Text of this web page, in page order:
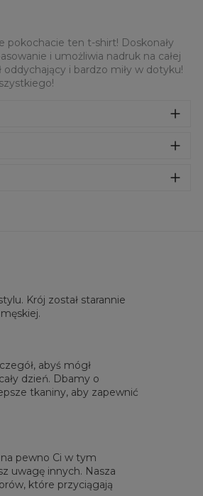
pokochacie ten t-shirt! Doskonały
i umożliwia nadruk na całej
i bardzo miły w dotyku!
i umożliwia nadruk na
do wszystkiego!
18,5 19 19,5 20 20,5
Krój został starannie
abyś mógł
dzień. Dbamy o
tkaniny, aby zapewnić
pewno Ci w tym
uwagę innych. Nasza
które przyciągają